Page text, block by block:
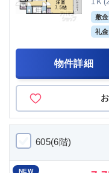
敷金
礼金
物件詳細
605(6階)
NEW